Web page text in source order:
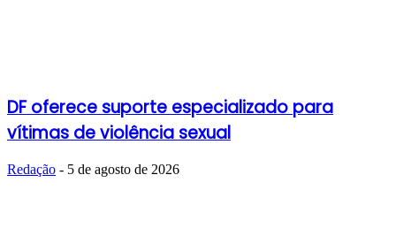
DF oferece suporte especializado para
vítimas de violência sexual
Redação - 5 de agosto de 2026